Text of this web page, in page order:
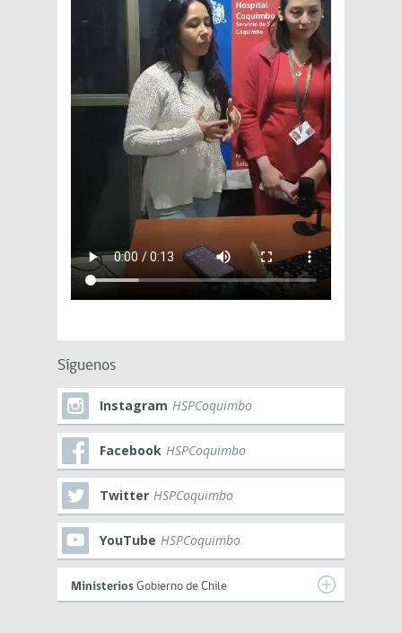
Síguenos
Instagram HSPCoquimbo
Facebook HSPCoquimbo
Twitter HSPCoquimbo
YouTube HSPCoquimbo
Ministerios Gobierno de Chile